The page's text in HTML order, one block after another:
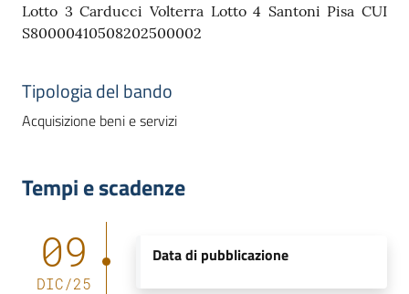
Lotto 3 Carducci Volterra Lotto 4 Santoni Pisa CUI
S80000410508202500002
Tipologia del bando
Acquisizione beni e servizi
Tempi e scadenze
09
DIC/25
Data di pubblicazione